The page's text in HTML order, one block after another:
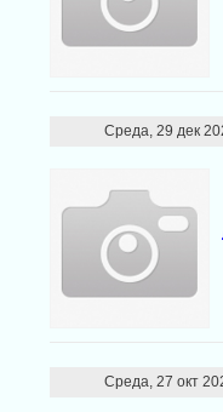
Среда, 29 дек
Среда, 27 окт